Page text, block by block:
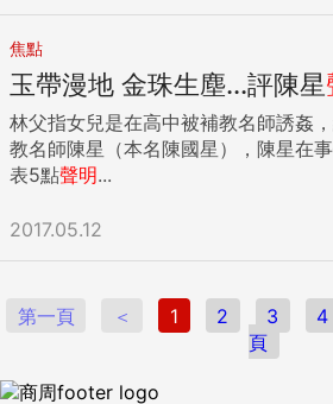
焦點
玉帶漫地 金珠生塵...評陳星
林父指女兒是在高中被補教名師誘姦
教名師陳星（本名陳國星），陳星在
表5點聲明...
2017.05.12
第一頁 ＜ 1 2 3 4
頁